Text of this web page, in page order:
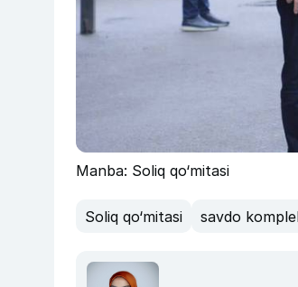
Manba: Soliq qo‘mitasi
Soliq qo‘mitasi savdo